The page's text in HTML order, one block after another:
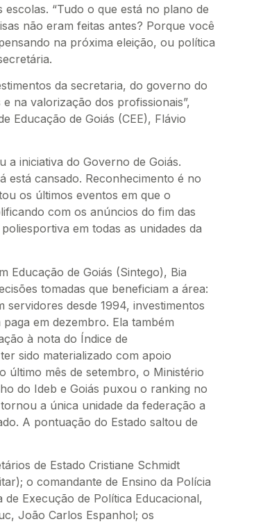
“Tudo o que está no plano de
não eram feitas antes? Porque você
na próxima eleição, ou política
da secretaria, do governo do
na valorização dos profissionais”,
Educação de Goiás (CEE), Flávio
a iniciativa do Governo de Goiás.
está cansado. Reconhecimento é no
os últimos eventos em que o
com os anúncios do fim das
em todas as unidades da
Educação de Goiás (Sintego), Bia
tomadas que beneficiam a área:
servidores desde 1994, investimentos
em dezembro. Ela também
à nota do Índice de
sido materializado com apoio
último mês de setembro, o Ministério
do Ideb e Goiás puxou o ranking no
a única unidade da federação a
A pontuação do Estado saltou de
de Estado Cristiane Schmidt
o comandante de Ensino da Polícia
Execução de Política Educacional,
João Carlos Espanhol; os